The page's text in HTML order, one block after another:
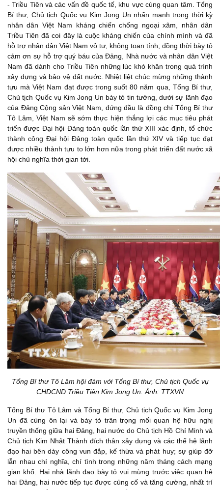
- Triều Tiên và các vấn đề quốc tế, khu vực cùng quan tâm. Tổng
Bí thư, Chủ tịch Quốc vụ Kim Jong Un nhấn mạnh trong thời kỳ
nhân dân Việt Nam kháng chiến chống ngoại xâm, nhân dân
Triều Tiên đã coi đây là cuộc kháng chiến của chính mình và đã
hỗ trợ nhân dân Việt Nam vô tư, không toan tính; đồng thời bày tỏ
cảm ơn sự hỗ trợ quý báu của Đảng, Nhà nước và nhân dân Việt
Nam đã dành cho Triều Tiên những lúc khó khăn trong quá trình
xây dựng và bảo vệ đất nước. Nhiệt liệt chúc mừng những thành
tựu mà Việt Nam đạt được trong suốt 80 năm qua, Tổng Bí thư,
Chủ tịch Quốc vụ Kim Jong Un bày tỏ tin tưởng, dưới sự lãnh đạo
của Đảng Cộng sản Việt Nam, đứng đầu là đồng chí Tổng Bí thư
Tô Lâm, Việt Nam sẽ sớm thực hiện thắng lợi các mục tiêu phát
triển được Đại hội Đảng toàn quốc lần thứ XIII xác định, tổ chức
thành công Đại hội Đảng toàn quốc lần thứ XIV và tiếp tục đạt
được nhiều thành tựu to lớn hơn nữa trong phát triển đất nước xã
hội chủ nghĩa thời gian tới.
Tổng Bí thư Tô Lâm hội đàm với Tổng Bí thư, Chủ tịch Quốc vụ
CHDCND Triều Tiên Kim Jong Un. Ảnh: TTXVN
Tổng Bí thư Tô Lâm và Tổng Bí thư, Chủ tịch Quốc vụ Kim Jong
Un đã cùng ôn lại và bày tỏ trân trọng mối quan hệ hữu nghị
truyền thống giữa hai Đảng, hai nước do Chủ tịch Hồ Chí Minh và
Chủ tịch Kim Nhật Thành đích thân xây dựng và các thế hệ lãnh
đạo hai bên dày công vun đắp, kế thừa và phát huy; sự giúp đỡ
lẫn nhau chí nghĩa, chí tình trong những năm tháng cách mạng
gian khổ. Hai nhà lãnh đạo bày tỏ vui mừng trước việc quan hệ
hai Đảng, hai nước tiếp tục được củng cố và tăng cường, nhất trí